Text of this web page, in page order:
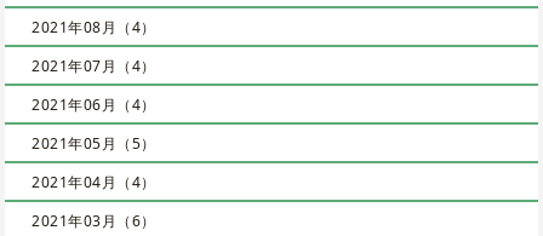
2021年08月（4）
2021年07月（4）
2021年06月（4）
2021年05月（5）
2021年04月（4）
2021年03月（6）